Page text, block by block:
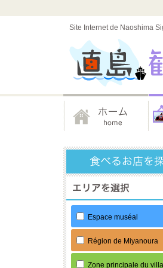
Site Internet de Naoshima
Espace muséal
Région de Miyanoura
Zone principale du